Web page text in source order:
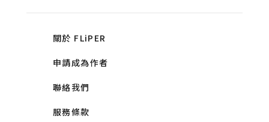
關於 FLiPER
申請成為作者
聯絡我們
服務條款